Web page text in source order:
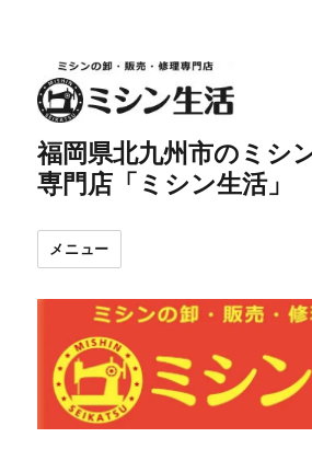
福岡県北九州市のミシ
専門店「ミシン生活」
メニュー